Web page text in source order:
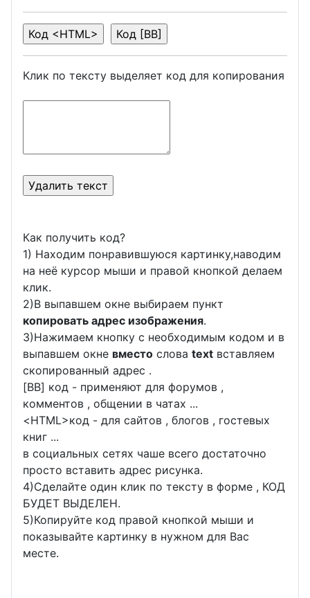
Клик по тексту выделяет код для копирования
Как получить код?
1) Находим понравившуюся картинку,наводим
на неё курсор мыши и правой кнопкой делаем
клик.
2)В выпавшем окне выбираем пункт
копировать адрес изображения.
3)Нажимаем кнопку с необходимым кодом и в
выпавшем окне вместо слова text вставляем
скопированный адрес .
[BB] код - применяют для форумов ,
комментов , общении в чатах ...
<HTML>код - для сайтов , блогов , гостевых
книг ...
в социальных сетях чаше всего достаточно
просто вставить адрес рисунка.
4)Сделайте один клик по тексту в форме , КОД
БУДЕТ ВЫДЕЛЕН.
5)Копируйте код правой кнопкой мыши и
показывайте картинку в нужном для Вас
месте.